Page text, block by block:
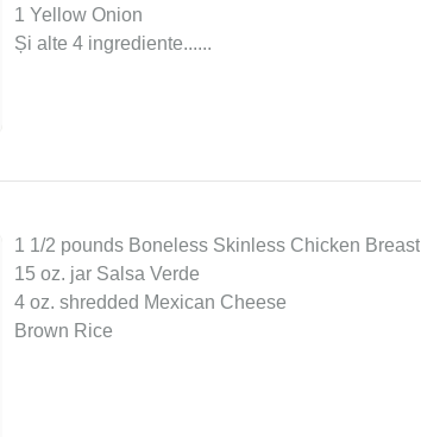
1 Yellow Onion
Și alte 4 ingrediente...
1 1/2 pounds Boneless Skinless Chicken Breast
15 oz. jar Salsa Verde
4 oz. shredded Mexican Cheese
Brown Rice